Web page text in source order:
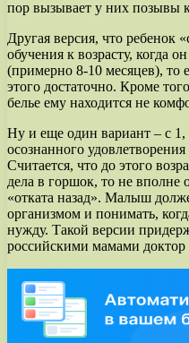
пор вызывает у них позывы
Другая версия, что ребенок
обучения к возрасту, когда
(примерно 8-10 месяцев), то
этого достаточно. Кроме
белье ему находится не
Ну и еще один вариант – с 1,
осознанного
Считается, что до этого
дела в горшок, то не вполне
«отката назад». Малыш
организмом и понимать,
нужду. Такой версии
российскими мамами